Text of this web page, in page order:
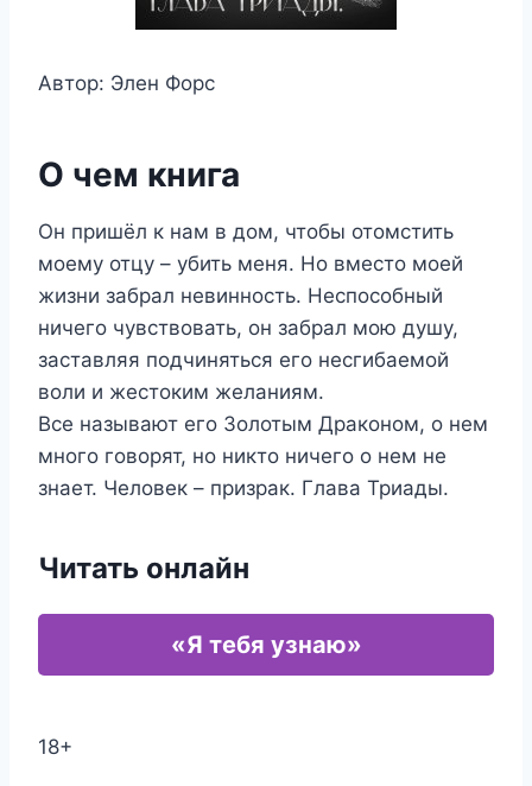
Автор: Элен Форс
О чем книга
Он пришёл к нам в дом, чтобы отомстить
моему отцу – убить меня. Но вместо моей
жизни забрал невинность. Неспособный
ничего чувствовать, он забрал мою душу,
заставляя подчиняться его несгибаемой
воли и жестоким желаниям.
Все называют его Золотым Драконом, о нем
много говорят, но никто ничего о нем не
знает. Человек – призрак. Глава Триады.
Читать онлайн
«Я тебя узнаю»
18+